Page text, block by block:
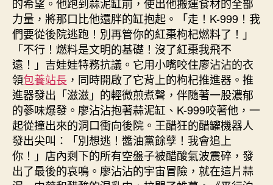
力量，將那口比他還胖的缸抱起。「走！K-999！我
們要從後院逃跑！別再管你的紅棗枸杞燃料了！」
「不行！燃料是文明的基礎！沒了紅棗我飛不
遠！」吉娃娃特務抗議。它用小嘴咬住廖沾沾的衣
領包養站長 ，同時開啟了它背上的枸杞推進器。推
進器發出「滋滋」的輕微煎煮聲，伴隨著一股濃郁
的蔘味爆發。廖沾沾抱著蒜泥缸、K-999咬著他，一
起從撞出來的洞口衝向後院。王醋狂的醋罐機器人
發出尖叫：「別想逃！醬油黨餘孽！我會追上
你！」店內剩下的所有空盤子被醋酸氣波震碎，發
出了最後的哀鳴。廖沾沾的宇宙冒險，就在這片蒜